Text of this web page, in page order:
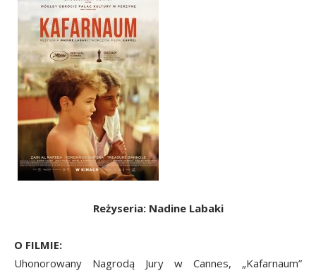
Reżyseria: Nadine Labaki
O FILMIE:
Uhonorowany Nagrodą Jury w Cannes, „Kafarnaum”